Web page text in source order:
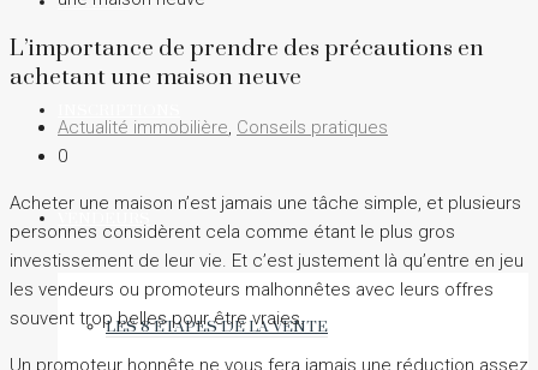
LES 8 ÉTAPES DE LA VENTE
L’importance de prendre des précautions en
achetant une maison neuve
Actualité immobilière, Conseils pratiques
0
Acheter une maison n’est jamais une tâche simple, et plusieurs
personnes considèrent cela comme étant le plus gros
investissement de leur vie. Et c’est justement là qu’entre en jeu
les vendeurs ou promoteurs malhonnêtes avec leurs offres
souvent trop belles pour être vraies.
Un promoteur honnête ne vous fera jamais une réduction assez